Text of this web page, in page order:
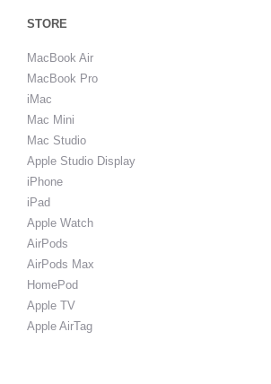
STORE
MacBook Air
MacBook Pro
iMac
Mac Mini
Mac Studio
Apple Studio Display
iPhone
iPad
Apple Watch
AirPods
AirPods Max
HomePod
Apple TV
Apple AirTag